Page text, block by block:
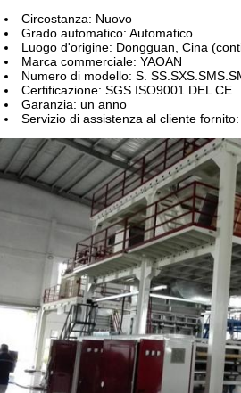
Circostanza: Nuovo
Grado automatico: Automatico
Luogo d'origine: Dongguan, Cina
Marca commerciale: YAOAN
Numero di modello: S.
Certificazione: SGS ISO9001 DEL CE
Garanzia: un anno
Servizio di assistenza al cliente